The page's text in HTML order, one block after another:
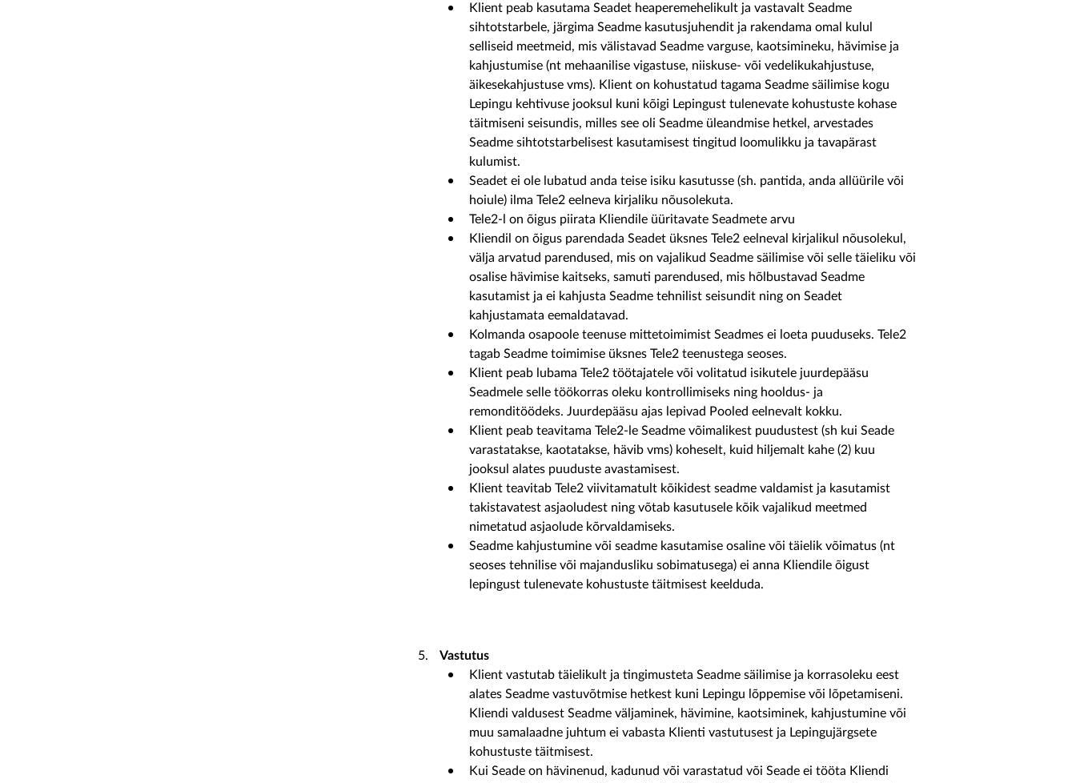
Klient peab kasutama Seadet heaperemehelikult ja vastavalt Seadme
sihtotstarbele, järgima Seadme kasutusjuhendit ja rakendama omal kulul
selliseid meetmeid, mis välistavad Seadme varguse, kaotsimineku, hävimise ja
kahjustumise (nt mehaanilise vigastuse, niiskuse- või vedelikukahjustuse,
äikesekahjustuse vms). Klient on kohustatud tagama Seadme säilimise kogu
Lepingu kehtivuse jooksul kuni kõigi Lepingust tulenevate kohustuste kohase
täitmiseni seisundis, milles see oli Seadme üleandmise hetkel, arvestades
Seadme sihtotstarbelisest kasutamisest tingitud loomulikku ja tavapärast
kulumist.
Seadet ei ole lubatud anda teise isiku kasutusse (sh. pantida, anda allüürile või
hoiule) ilma Tele2 eelneva kirjaliku nõusolekuta.
Tele2-l on õigus piirata Kliendile üüritavate Seadmete arvu
Kliendil on õigus parendada Seadet üksnes Tele2 eelneval kirjalikul nõusolekul,
välja arvatud parendused, mis on vajalikud Seadme säilimise või selle täieliku või
osalise hävimise kaitseks, samuti parendused, mis hõlbustavad Seadme
kasutamist ja ei kahjusta Seadme tehnilist seisundit ning on Seadet
kahjustamata eemaldatavad.
Kolmanda osapoole teenuse mittetoimimist Seadmes ei loeta puuduseks. Tele2
tagab Seadme toimimise üksnes Tele2 teenustega seoses.
Klient peab lubama Tele2 töötajatele või volitatud isikutele juurdepääsu
Seadmele selle töökorras oleku kontrollimiseks ning hooldus- ja
remonditöödeks. Juurdepääsu ajas lepivad Pooled eelnevalt kokku.
Klient peab teavitama Tele2-le Seadme võimalikest puudustest (sh kui Seade
varastatakse, kaotatakse, hävib vms) koheselt, kuid hiljemalt kahe (2) kuu
jooksul alates puuduste avastamisest.
Klient teavitab Tele2 viivitamatult kõikidest seadme valdamist ja kasutamist
takistavatest asjaoludest ning võtab kasutusele kõik vajalikud meetmed
nimetatud asjaolude kõrvaldamiseks.
Seadme kahjustumine või seadme kasutamise osaline või täielik võimatus (nt
seoses tehnilise või majandusliku sobimatusega) ei anna Kliendile õigust
lepingust tulenevate kohustuste täitmisest keelduda.
Vastutus
Klient vastutab täielikult ja tingimusteta Seadme säilimise ja korrasoleku eest
alates Seadme vastuvõtmise hetkest kuni Lepingu lõppemise või lõpetamiseni.
Kliendi valdusest Seadme väljaminek, hävimine, kaotsiminek, kahjustumine või
muu samalaadne juhtum ei vabasta Klienti vastutusest ja Lepingujärgsete
kohustuste täitmisest.
Kui Seade on hävinenud, kadunud või varastatud või Seade ei tööta Kliendi